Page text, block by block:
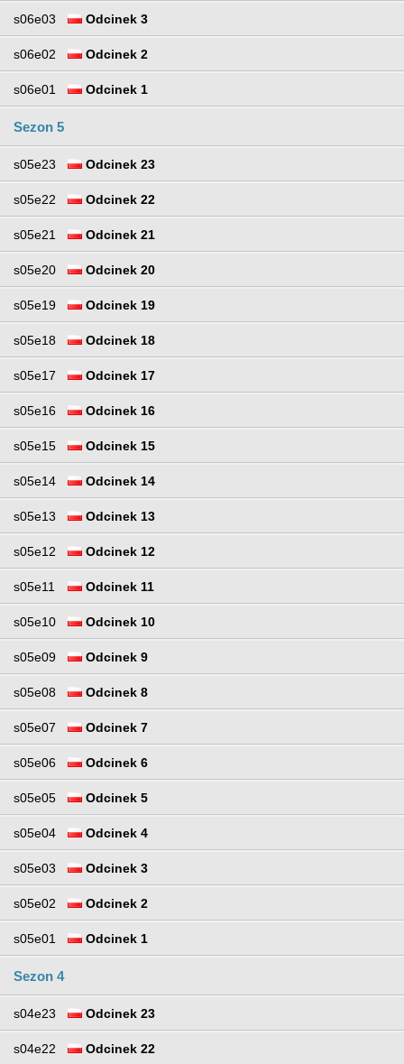
s06e03 Odcinek 3
s06e02 Odcinek 2
s06e01 Odcinek 1
Sezon 5
s05e23 Odcinek 23
s05e22 Odcinek 22
s05e21 Odcinek 21
s05e20 Odcinek 20
s05e19 Odcinek 19
s05e18 Odcinek 18
s05e17 Odcinek 17
s05e16 Odcinek 16
s05e15 Odcinek 15
s05e14 Odcinek 14
s05e13 Odcinek 13
s05e12 Odcinek 12
s05e11 Odcinek 11
s05e10 Odcinek 10
s05e09 Odcinek 9
s05e08 Odcinek 8
s05e07 Odcinek 7
s05e06 Odcinek 6
s05e05 Odcinek 5
s05e04 Odcinek 4
s05e03 Odcinek 3
s05e02 Odcinek 2
s05e01 Odcinek 1
Sezon 4
s04e23 Odcinek 23
s04e22 Odcinek 22